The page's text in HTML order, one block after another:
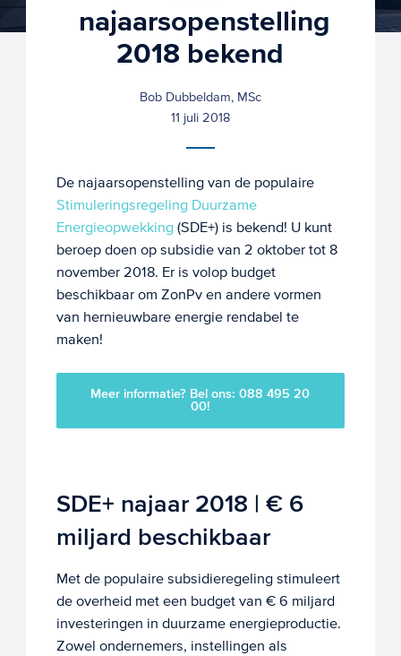
najaarsopenstelling
2018 bekend
Bob Dubbeldam, MSc
11 juli 2018
De najaarsopenstelling van de populaire
Stimuleringsregeling Duurzame
Energieopwekking (SDE+) is bekend! U kunt
beroep doen op subsidie van 2 oktober tot 8
november 2018. Er is volop budget
beschikbaar om ZonPv en andere vormen
van hernieuwbare energie rendabel te
maken!
Meer informatie? Bel ons: 088 495 20
00!
SDE+ najaar 2018 | € 6
miljard beschikbaar
Met de populaire subsidieregeling stimuleert
de overheid met een budget van € 6 miljard
investeringen in duurzame energieproductie.
Zowel ondernemers, instellingen als